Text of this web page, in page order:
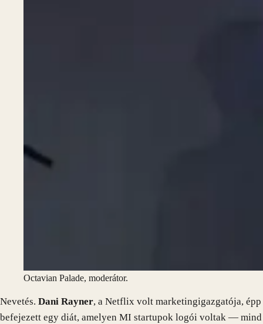
Octavian Palade, moderátor.
Nevetés. Dani Rayner, a Netflix volt marketingigazgatója, épp
befejezett egy diát, amelyen MI startupok logói voltak — mind